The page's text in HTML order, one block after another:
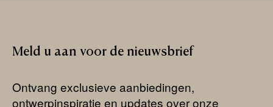
Meld u aan voor de nieuwsbrief
Ontvang exclusieve aanbiedingen,
ontwerpinspiratie en updates over onze